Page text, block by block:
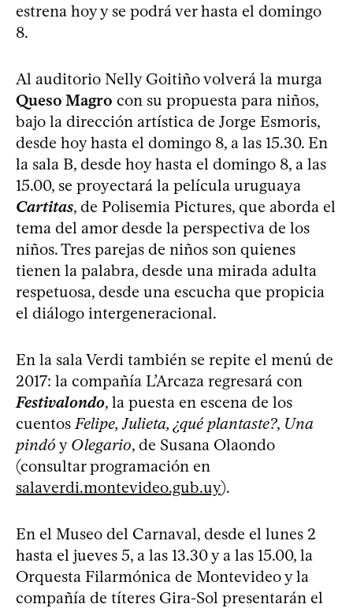
estrena hoy y se podrá ver hasta el domingo
8.
Al auditorio Nelly Goitiño volverá la murga
Queso Magro con su propuesta para niños,
bajo la dirección artística de Jorge Esmoris,
desde hoy hasta el domingo 8, a las 15.30. En
la sala B, desde hoy hasta el domingo 8, a las
15.00, se proyectará la película uruguaya
Cartitas, de Polisemia Pictures, que aborda el
tema del amor desde la perspectiva de los
niños. Tres parejas de niños son quienes
tienen la palabra, desde una mirada adulta
respetuosa, desde una escucha que propicia
el diálogo intergeneracional.
En la sala Verdi también se repite el menú de
2017: la compañía L’Arcaza regresará con
Festivalondo, la puesta en escena de los
cuentos Felipe, Julieta, ¿qué plantaste?, Una
pindó y Olegario, de Susana Olaondo
(consultar programación en
salaverdi.montevideo.gub.uy).
En el Museo del Carnaval, desde el lunes 2
hasta el jueves 5, a las 13.30 y a las 15.00, la
Orquesta Filarmónica de Montevideo y la
compañía de títeres Gira-Sol presentarán el